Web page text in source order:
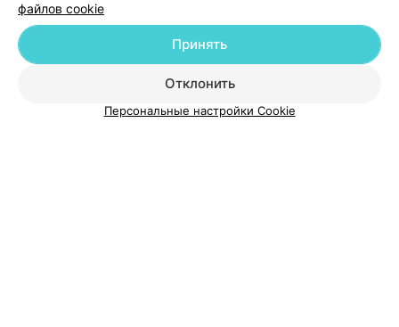
О проекте Новости проекта
Размещение рекламы
Медицинский маркетинг
Публичный договор
Пользовательское соглашение
Способы оплаты
файлов cookie
Отклонить
Принять
Персональные настройки Cookie